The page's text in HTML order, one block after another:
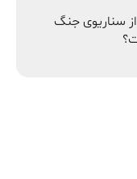
سناریوی جنگ